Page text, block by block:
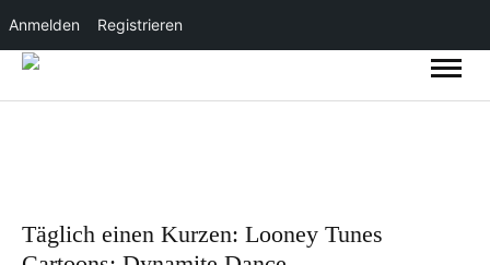
Anmelden Registrieren
Täglich einen Kurzen: Looney Tunes